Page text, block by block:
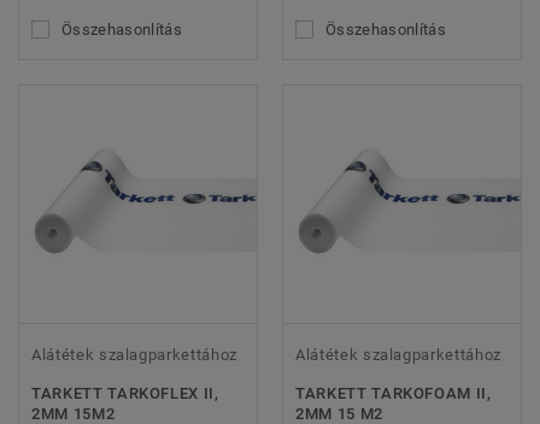
Összehasonlítás Összehasonlítás
Alátétek szalagparkettához
TARKETT TARKOFLEX II,
2MM 15M2
Alátétek szalagparkettához
TARKETT TARKOFOAM II,
2MM 15 M2